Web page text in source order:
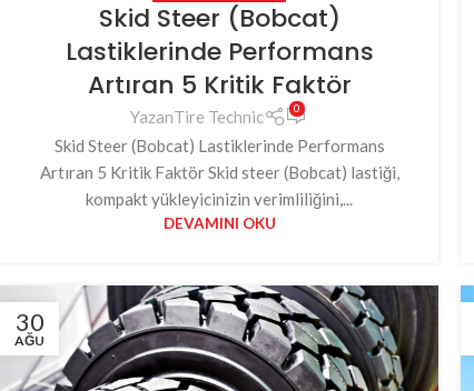
Skid Steer (Bobcat)
Lastiklerinde Performans
Artıran 5 Kritik Faktör
YazanTire Technic 0
Skid Steer (Bobcat) Lastiklerinde Performans
Artıran 5 Kritik Faktör Skid steer (Bobcat) lastiği,
kompakt yükleyicinizin verimliliğini,...
DEVAMINI OKU
30
AĞU